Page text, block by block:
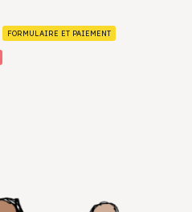
FORMULAIRE ET PAIEMENT